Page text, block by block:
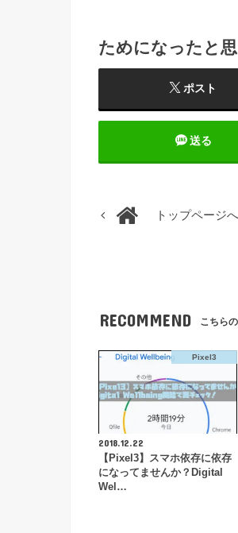
ためになったと
ポスト
送る
トップページへ
RECOMMEND こちら
Pixel3
2018.12.22
【Pixel3】スマホ依存に依存
になってませんか？Digital
Wel…